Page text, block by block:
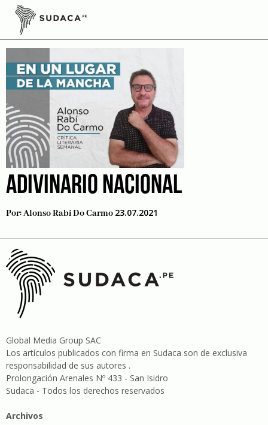
Skip
contentAdivinación
ADIVINARIO NACIONAL
Por:Alonso Rabí Do Carmo 23.07.2021
Global Media Group SAC
Los artículos publicados con firma en Sudaca son de exclusiva
responsabilidad de sus autores .
Prolongación Arenales Nº 433 - San Isidro
Sudaca - Todos los derechos reservados
Archivos